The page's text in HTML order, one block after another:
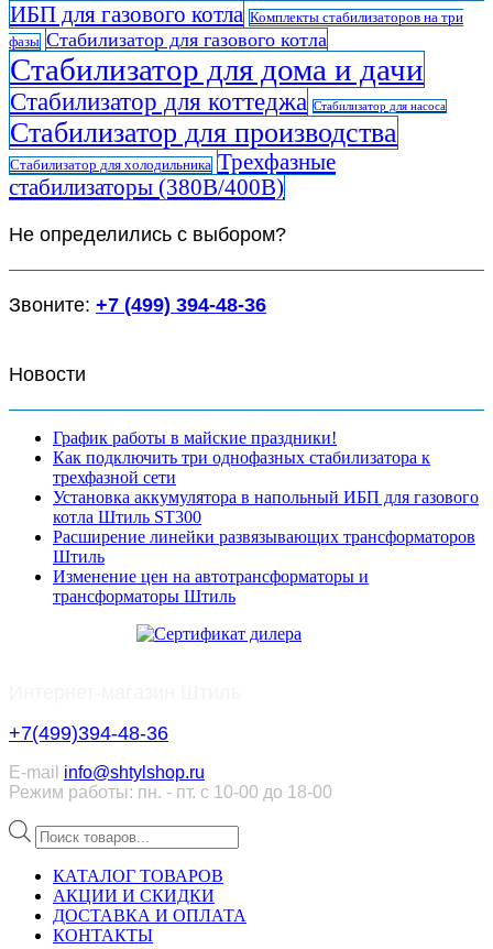
ИБП для газового котла Комплекты стабилизаторов на три
фазы Стабилизатор для газового котла
Стабилизатор для дома и дачи
Стабилизатор для коттеджа Стабилизатор для насоса
Стабилизатор для производства
Стабилизатор для холодильника Трехфазные
стабилизаторы (380В/400В)
Не определились с выбором?
Звоните: +7 (499) 394-48-36
Новости
График работы в майские праздники!
Как подключить три однофазных стабилизатора к
трехфазной сети
Установка аккумулятора в напольный ИБП для газового
котла Штиль ST300
Расширение линейки развязывающих трансформаторов
Штиль
Изменение цен на автотрансформаторы и
трансформаторы Штиль
+7(499)394-48-36
E-mail info@shtylshop.ru
Режим работы: пн. - пт. с 10-00 до 18-00
Поиск
товаров
КАТАЛОГ ТОВАРОВ
АКЦИИ И СКИДКИ
ДОСТАВКА И ОПЛАТА
КОНТАКТЫ